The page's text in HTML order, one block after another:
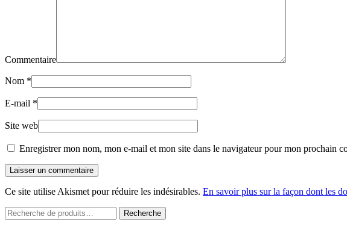
Commentaire
Nom *
E-mail *
Site web
Enregistrer mon nom, mon e-mail et mon site dans le navigateur pour mon prochain
Laisser un commentaire
Ce site utilise Akismet pour réduire les indésirables. En savoir plus sur la façon dont les
Recherche
pour :
Recherche